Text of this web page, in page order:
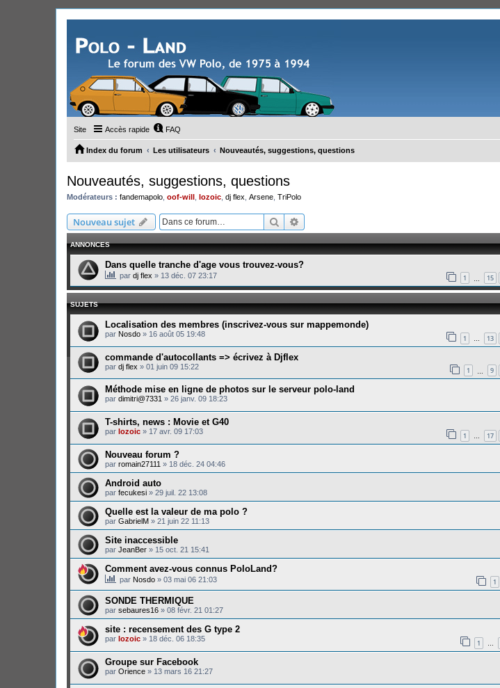
Site Accès rapide FAQ
Index du forum Les utilisateurs Nouveautés, suggestions, questions
Nouveautés, suggestions, questions
Modérateurs : fandemapolo oof-will lozoic dj flex Arsene TriPolo
Nouveau sujet Rechercher
ANNONCES
Dans quelle tranche d'age vous trouvez-vous?
par dj flex » 13 déc. 07 23:17 1 15
SUJETS
Localisation des membres (inscrivez-vous sur mappemonde)
par Nosdo » 16 août 05 19:48 1 … 13
commande d'autocollants => écrivez à Djflex
par dj flex » 01 juin 09 15:22 1 9
Méthode mise en ligne de photos sur le serveur polo-land
par dimitri@7331 » 26 janv. 09 18:23
T-shirts, news : Movie et G40
par lozoic » 17 avr. 09 17:03 1 … 17
Nouveau forum ?
par romain27111 » 18 déc. 24 04:46
Android auto
par fecukesi » 29 juil. 22 13:08
Quelle est la valeur de ma polo ?
par GabrielM » 21 juin 22 11:13
Site inaccessible
par JeanBer » 15 oct. 21 15:41
Comment avez-vous connus PoloLand?
par Nosdo » 03 mai 06 21:03 1
SONDE THERMIQUE
par sebaures16 » 08 févr. 21 01:27
site : recensement des G type 2
par lozoic » 18 déc. 06 18:35 1 …
Groupe sur Facebook
par Orience » 13 mars 16 21:27